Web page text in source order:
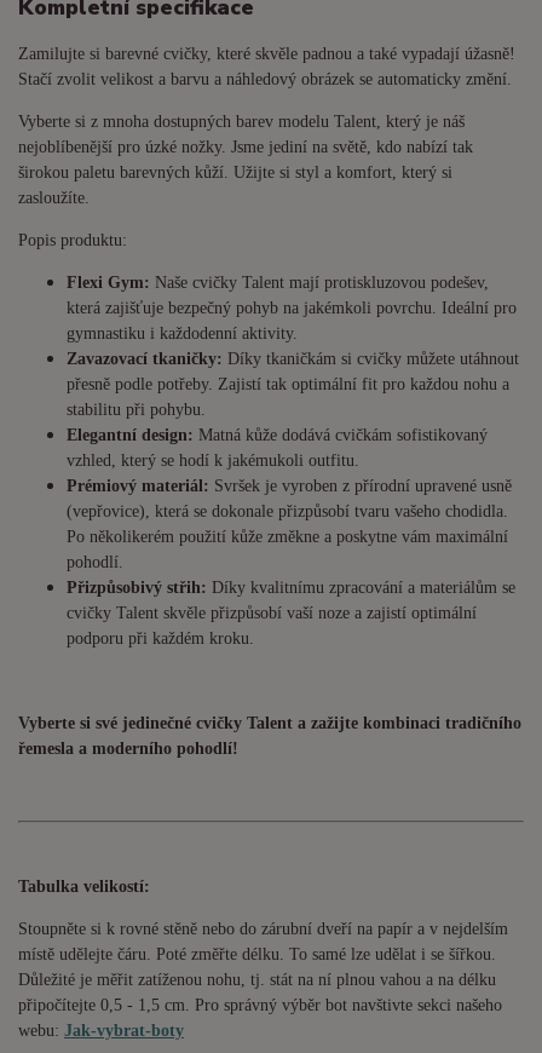
Kompletní specifikace
Zamilujte si barevné cvičky, které skvěle padnou a také vypadají úžasně!
Stačí zvolit velikost a barvu a náhledový obrázek se automaticky změní.
Vyberte si z mnoha dostupných barev modelu Talent, který je náš
nejoblíbenější pro úzké nožky. Jsme jediní na světě, kdo nabízí tak
širokou paletu barevných kůží. Užijte si styl a komfort, který si
zasloužíte.
Popis produktu:
Flexi Gym: Naše cvičky Talent mají protiskluzovou podešev,
která zajišťuje bezpečný pohyb na jakémkoli povrchu. Ideální pro
gymnastiku i každodenní aktivity.
Zavazovací tkaničky: Díky tkaničkám si cvičky můžete utáhnout
přesně podle potřeby. Zajistí tak optimální fit pro každou nohu a
stabilitu při pohybu.
Elegantní design: Matná kůže dodává cvičkám sofistikovaný
vzhled, který se hodí k jakémukoli outfitu.
Prémiový materiál: Svršek je vyroben z přírodní upravené usně
(vepřovice), která se dokonale přizpůsobí tvaru vašeho chodidla.
Po několikerém použití kůže změkne a poskytne vám maximální
pohodlí.
Přizpůsobivý střih: Díky kvalitnímu zpracování a materiálům se
cvičky Talent skvěle přizpůsobí vaší noze a zajistí optimální
podporu při každém kroku.
Vyberte si své jedinečné cvičky Talent a zažijte kombinaci tradičního
řemesla a moderního pohodlí!
Tabulka velikostí:
Stoupněte si k rovné stěně nebo do zárubní dveří na papír a v nejdelším
místě udělejte čáru. Poté změřte délku. To samé lze udělat i se šířkou.
Důležité je měřit zatíženou nohu, tj. stát na ní plnou vahou a na délku
připočítejte 0,5 - 1,5 cm. Pro správný výběr bot navštivte sekci našeho
webu: Jak-vybrat-boty